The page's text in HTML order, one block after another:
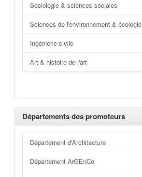
Sociologie & sciences sociales
Sciences de l'environnement & écologie
Ingénierie civile
Art & histoire de l'art
Départements des promoteurs
Département d'Architecture
Département ArGEnCo